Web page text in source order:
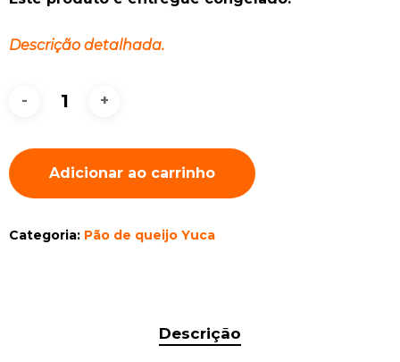
Descrição detalhada.
Adicionar ao carrinho
Categoria: Pão de queijo Yuca
Descrição